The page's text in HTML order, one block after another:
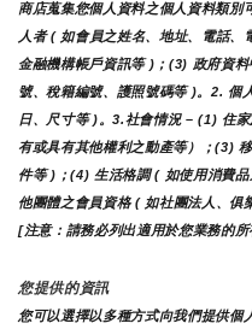
商店蒐集您個人資料之個人資料類
人者 ( 如會員之姓名、地址、電話
金融機構帳戶資訊等 )；(3) 政府資
號、稅籍編號、護照號碼等 )。2. 個
日、尺寸等 )。3.社會情況 – (1) 住
有或具有其他權利之動產等）；(3)
件等 )；(4) 生活格調 ( 如使用消費
他團體之會員資格 ( 如社團法人、俱
[注意：請務必列出適用於您業務的所
您提供的資訊
您可以選擇以多種方式向我們提供個